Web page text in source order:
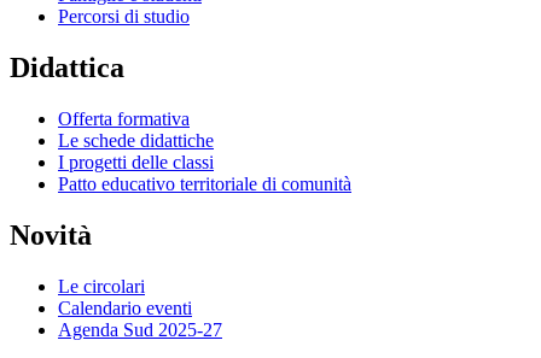
Percorsi di studio
Didattica
Offerta formativa
Le schede didattiche
I progetti delle classi
Patto educativo territoriale di comunità
Novità
Le circolari
Calendario eventi
Agenda Sud 2025-27